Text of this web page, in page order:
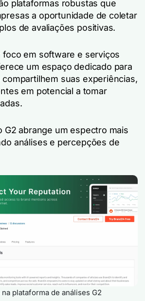
plataformas robustas que
a oportunidade de coletar
de avaliações positivas.
foco em software e serviços
um espaço dedicado para
suas experiências,
em potencial a tomar
G2 abrange um espectro mais
análises e percepções de
plataforma de análises G2